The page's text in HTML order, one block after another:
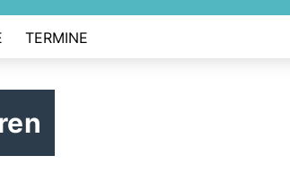
TERMINE